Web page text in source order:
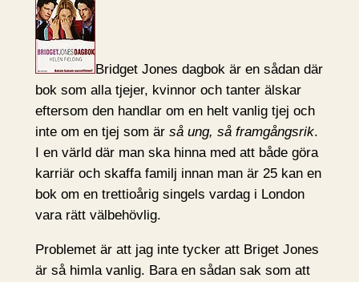
Bridget Jones dagbok är en sådan där
bok som alla tjejer, kvinnor och tanter älskar
eftersom den handlar om en helt vanlig tjej och
inte om en tjej som är så ung, så framgångsrik.
I en värld där man ska hinna med att både göra
karriär och skaffa familj innan man är 25 kan en
bok om en trettioårig singels vardag i London
vara rätt välbehövlig.
Problemet är att jag inte tycker att Briget Jones
är så himla vanlig. Bara en sådan sak som att